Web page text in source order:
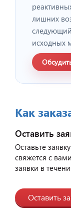
лишних
исходных
Как
Оставить
Оставьте
свяжется с
заявки в
Оставить